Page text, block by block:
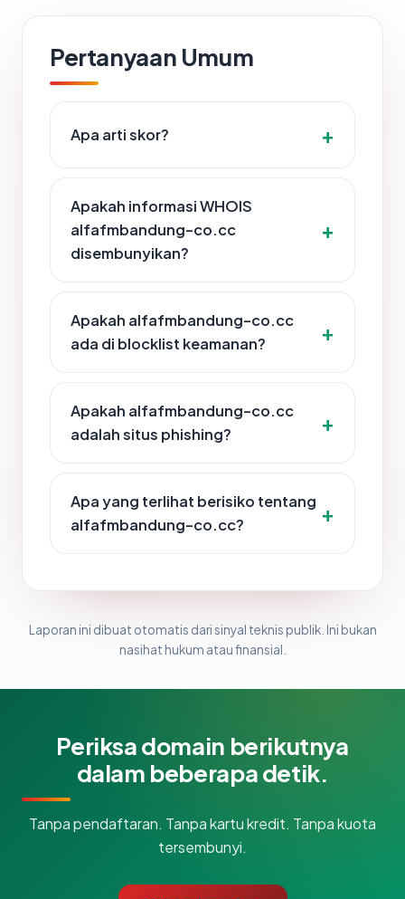
Pertanyaan Umum
Apa arti skor?
Apakah informasi WHOIS
alfafmbandung-co.cc
disembunyikan?
Apakah alfafmbandung-co.cc
ada di blocklist keamanan?
Apakah alfafmbandung-co.cc
adalah situs phishing?
Apa yang terlihat berisiko tentang
alfafmbandung-co.cc?
Laporan ini dibuat otomatis dari sinyal teknis publik. Ini bukan
nasihat hukum atau finansial.
Periksa domain berikutnya
dalam beberapa detik.
Tanpa pendaftaran. Tanpa kartu kredit. Tanpa kuota
tersembunyi.